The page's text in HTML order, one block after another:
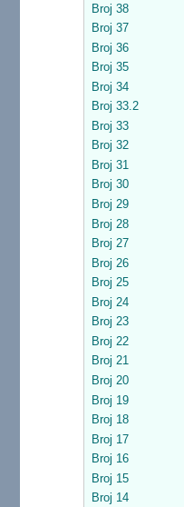
Broj 38
Broj 37
Broj 36
Broj 35
Broj 34
Broj 33.2
Broj 33
Broj 32
Broj 31
Broj 30
Broj 29
Broj 28
Broj 27
Broj 26
Broj 25
Broj 24
Broj 23
Broj 22
Broj 21
Broj 20
Broj 19
Broj 18
Broj 17
Broj 16
Broj 15
Broj 14